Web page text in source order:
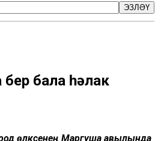
ЭЗЛӘҮ
бер бала һәлак
өлкәсенең Маргуша авылында